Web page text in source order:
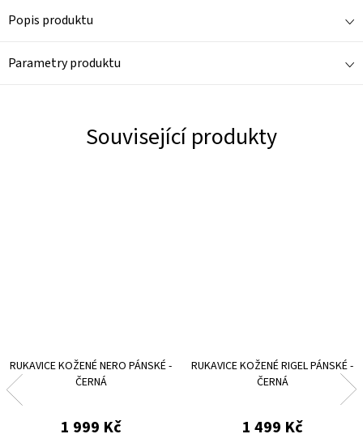
Popis produktu
Parametry produktu
Související produkty
RUKAVICE KOŽENÉ NERO PÁNSKÉ -
ČERNÁ
1 999 Kč
RUKAVICE KOŽENÉ RIGEL PÁNSKÉ -
ČERNÁ
1 499 Kč